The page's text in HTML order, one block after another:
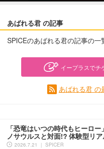
あばれる君 の記事
SPICEのあばれる君の記事の一
イープラスでチ
あばれる君 の
「恐竜はいつの時代もヒーロ
ノサウルスと対面!? 体験型リ
2026.7.21 ｜ SPICER